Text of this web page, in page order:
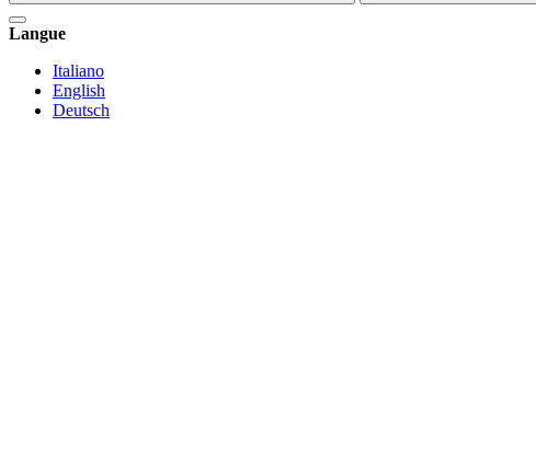
Langue
Italiano
English
Deutsch